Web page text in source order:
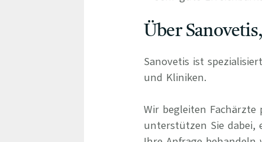
Über
Sanovetis ist
und Kliniken.
Wir begleiten
unterstützen Sie dabei,